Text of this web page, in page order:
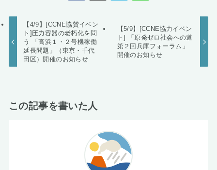
【4/9】[CCNE協賛イベン
ト]圧力容器の老朽化を問
う 「高浜１・２号機稼働
延長問題」（東京・千代
田区）開催のお知らせ
【5/9】[CCNE協力イベン
ト] 「原発ゼロ社会への道
第２回兵庫フォーラム」
開催のお知らせ
この記事を書いた人